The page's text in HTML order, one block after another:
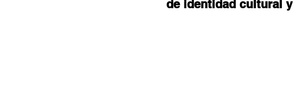
de identidad cultural